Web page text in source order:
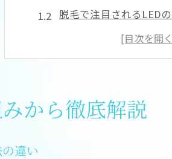
脱毛で注目されるLED
LED脱毛が敏感肌に選
脱毛施術におけるLED
脱毛効果がないって本当？
LED脱毛効果 ないと感
から徹底解説
違い